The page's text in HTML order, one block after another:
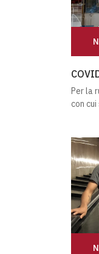
Per la
con